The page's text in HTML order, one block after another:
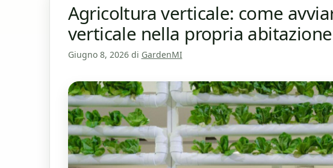
Agricoltura verticale: come
verticale nella propria abitazione
Giugno 8, 2026 di GardenMI